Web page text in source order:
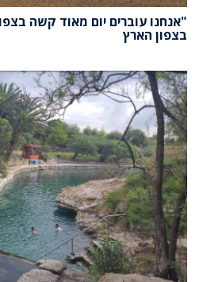
"אנחנו עוברים יום מאוד קשה
בצפון הארץ